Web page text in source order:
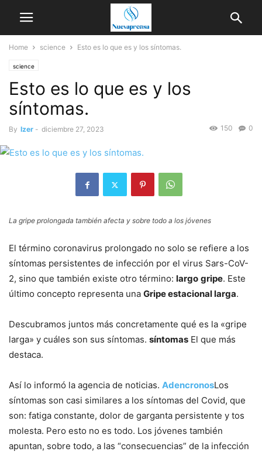
Home science Esto es lo que es y los síntomas.
science
Esto es lo que es y los
síntomas.
By Izer - diciembre 27, 2023 0
150
La gripe prolongada también afecta y sobre todo a los jóvenes
El término coronavirus prolongado no solo se refiere a los
síntomas persistentes de infección por el virus Sars-CoV-
2, sino que también existe otro término: largo gripe. Este
último concepto representa una Gripe estacional larga.
Descubramos juntos más concretamente qué es la «gripe
larga» y cuáles son sus síntomas. síntomas El que más
destaca.
Así lo informó la agencia de noticias. AdencronosLos
síntomas son casi similares a los síntomas del Covid, que
son: fatiga constante, dolor de garganta persistente y tos
molesta. Pero esto no es todo. Los jóvenes también
apuntan, sobre todo, a las “consecuencias” de la infección